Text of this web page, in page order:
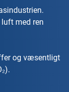
med ren
og væsentligt